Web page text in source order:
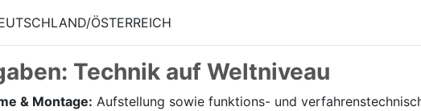
ÖSTERREICH
Technik auf Weltniveau
& Montage: Aufstellung sowie funktions- und